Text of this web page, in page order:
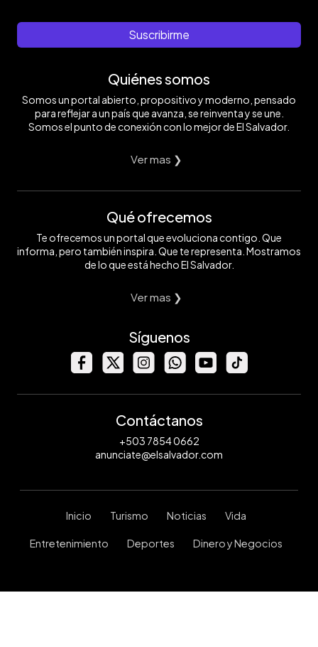
Suscribirme
Quiénes somos
Somos un portal abierto, propositivo y moderno, pensado
para reflejar a un país que avanza, se reinventa y se une.
Somos el punto de conexión con lo mejor de El Salvador.
Ver mas ❯
Qué ofrecemos
Te ofrecemos un portal que evoluciona contigo. Que
informa, pero también inspira. Que te representa. Mostramos
de lo que está hecho El Salvador.
Ver mas ❯
Síguenos
Contáctanos
+503 7854 0662
anunciate@elsalvador.com
Inicio Turismo Noticias Vida
Entretenimiento Deportes Dinero y Negocios